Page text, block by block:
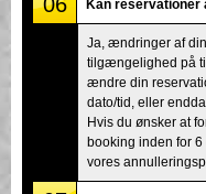
Kan reservationer
Ja, ændringer af
tilgængelighed på
ændre din
dato/tid, eller endda
Hvis du ønsker at
booking inden for
vores